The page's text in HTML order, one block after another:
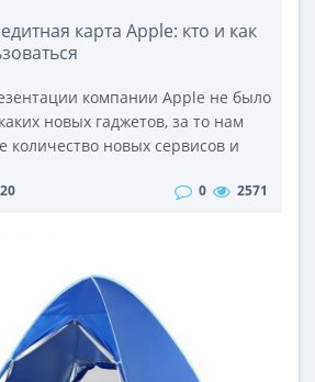
карта Apple: кто и как
компании Apple не было
новых гаджетов, за то нам
количество новых сервисов и
сотрудничала с крупным
и т.п.Приятны..
0 2571